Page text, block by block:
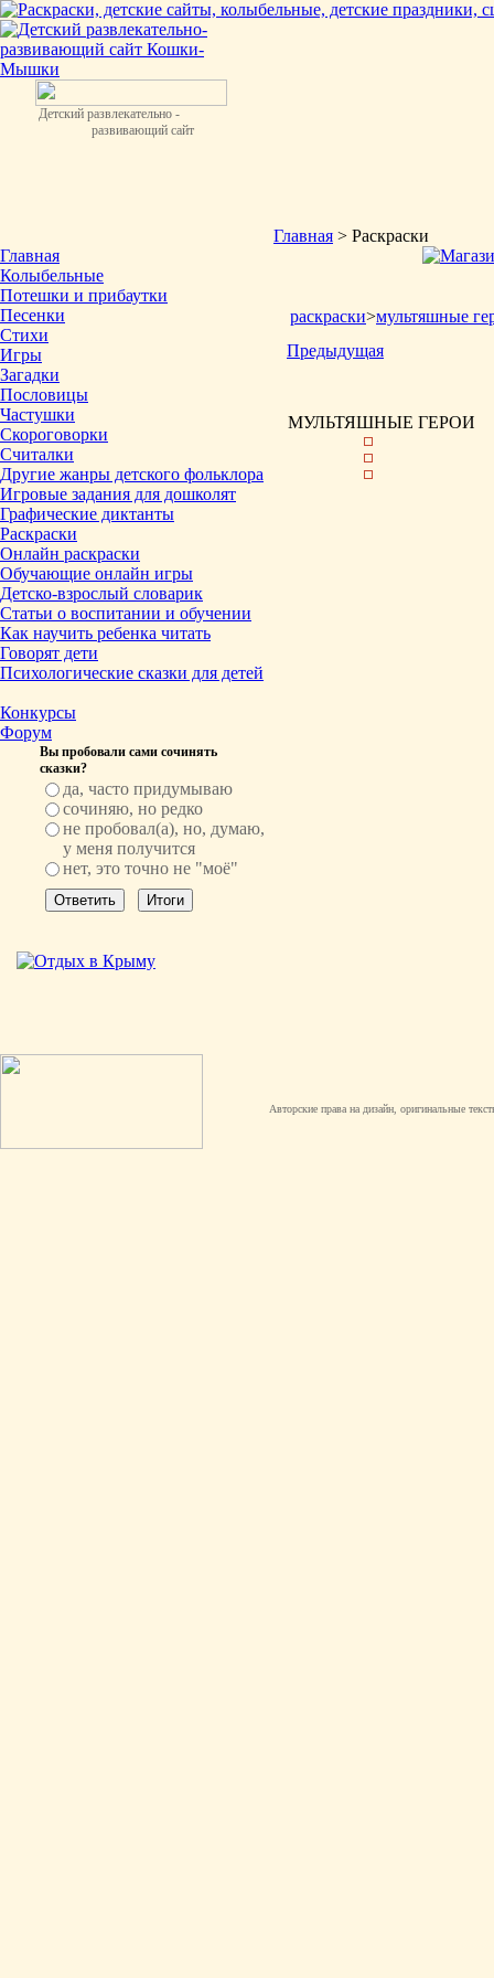
Детский развлекательно -
развивающий сайт
Главная
Колыбельные
Потешки и прибаутки
Песенки
Стихи
Игры
Загадки
Пословицы
Частушки
Скороговорки
Считалки
Другие жанры детского фольклора
Игровые задания для дошколят
Графические диктанты
Раскраски
Онлайн раскраски
Обучающие онлайн игры
Детско-взрослый словарик
Статьи о воспитании и обучении
Как научить ребенка читать
Говорят дети
Психологические сказки для детей
Конкурсы
Форум
Вы пробовали сами сочинять
сказки?
да, часто придумываю
сочиняю, но редко
не пробовал(а), но, думаю,
у меня получится
нет, это точно не "моё"
Главная > Раскраски
раскраски>мультяшные
Предыдущая
МУЛЬТЯШНЫЕ ГЕРОИ
Авторские права на дизайн, оригинальные